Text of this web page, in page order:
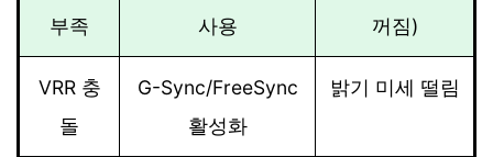
부족
사용
꺼짐)
VRR 충
돌
G-Sync/FreeSync
활성화
밝기 미세 떨림